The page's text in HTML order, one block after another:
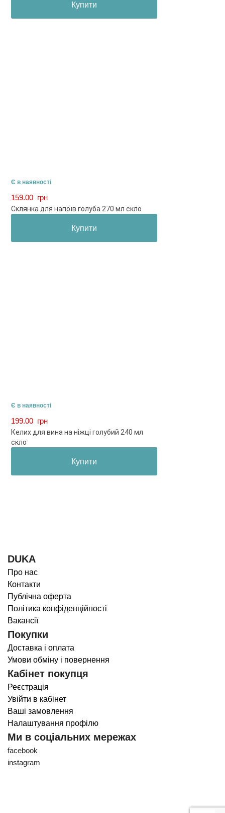
Купити
Є в наявності
159.00 грн
Склянка для напоїв голуба 270 мл скло
Купити
Є в наявності
199.00 грн
Келих для вина на ніжці голубий 240 мл
скло
Купити
DUKA
Про нас
Контакти
Публічна оферта
Політика конфіденційності
Вакансії
Покупки
Доставка і оплата
Умови обміну і повернення
Кабінет покупця
Реєстрація
Увійти в кабінет
Ваші замовлення
Налаштування профілю
Ми в соціальних мережах
facebook
instagram